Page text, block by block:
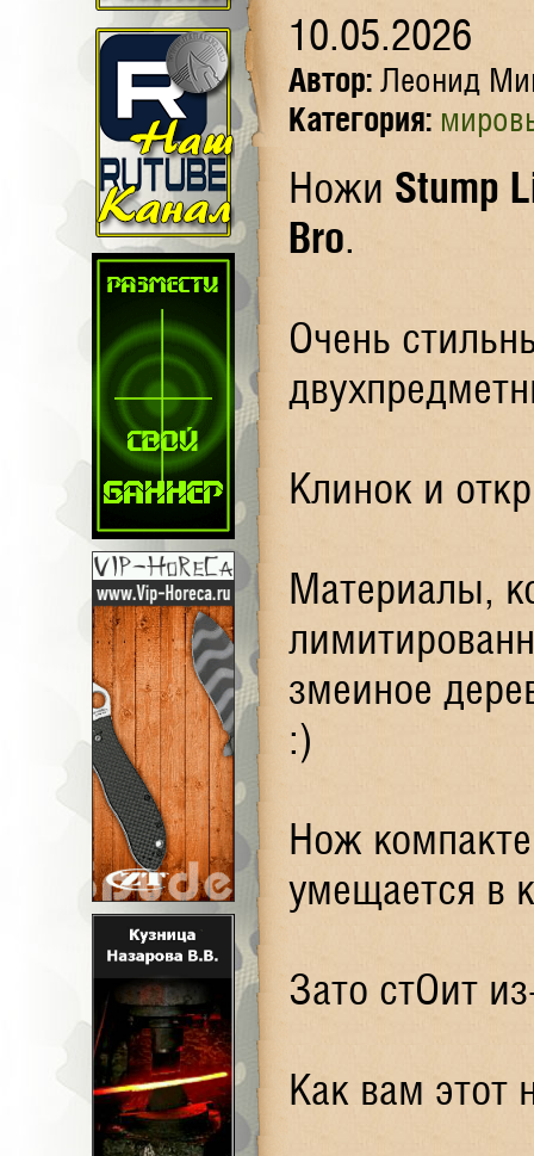
10.05.2026
Автор: Леонид
Категория:
Ножи Stump
Bro.
Очень
Клинок и
Материалы,
змеиное
:)
Нож
умещается в
Зато стОит
Как вам